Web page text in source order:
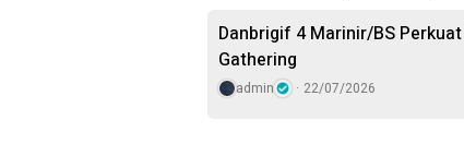
Danbrigif 4 Marinir/BS
Gathering
admin 22/07/2026